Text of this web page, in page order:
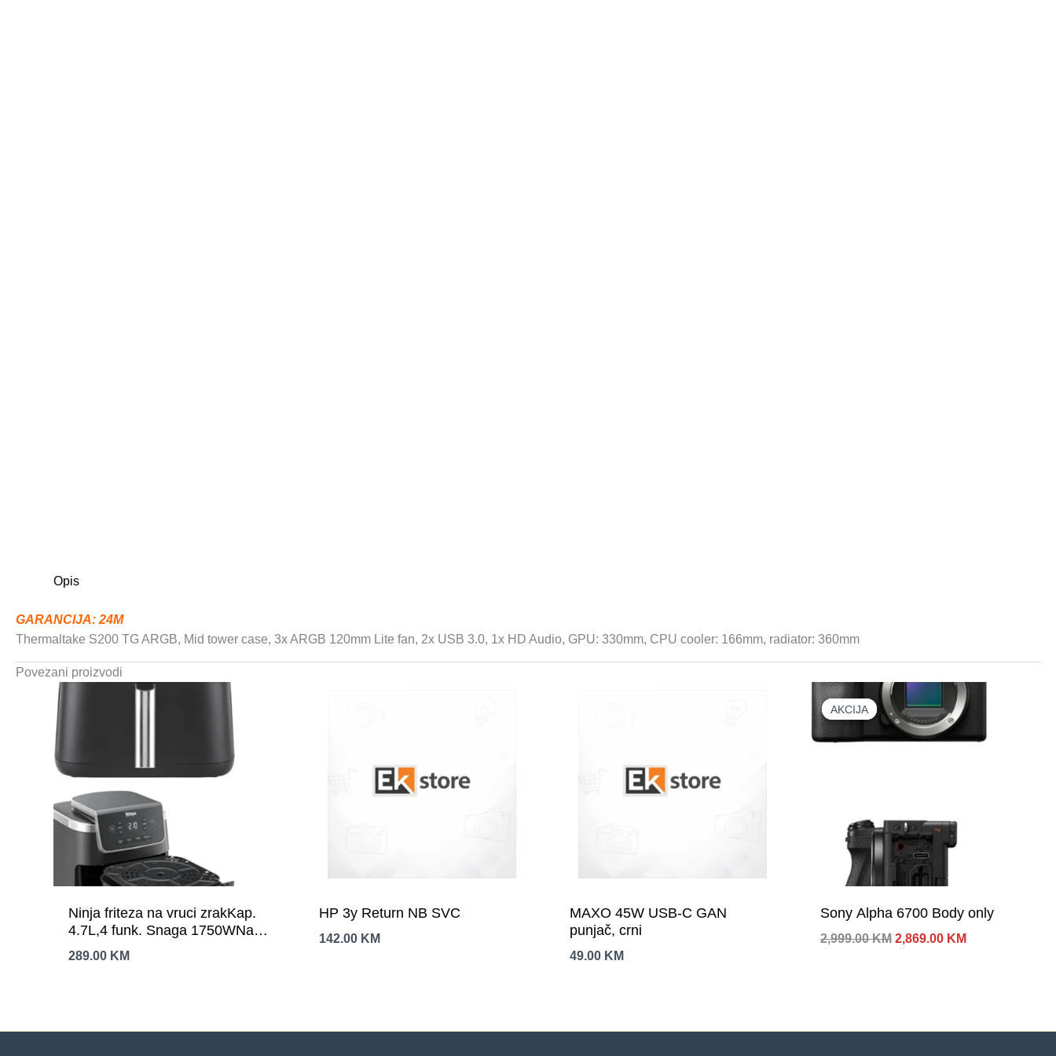
Opis
GARANCIJA: 24M
Thermaltake S200 TG ARGB, Mid tower case, 3x ARGB 120mm Lite fan, 2x USB 3.0, 1x HD Audio, GPU: 330mm, CPU cooler: 166mm, radiator: 360mm
Povezani proizvodi
Ninja friteza na vruci zrakKap.
4.7L,4 funk. Snaga 1750WNano
keramicki premaz, AirCrips
tehnol.
289.00 KM
HP 3y Return NB SVC
142.00 KM
MAXO 45W USB-C GAN
punjač, crni
49.00 KM
AKCIJA
AKCIJA
Sony Alpha 6700 Body only
2,999.00KM Izvorna
2,869.00 KMTrenutna